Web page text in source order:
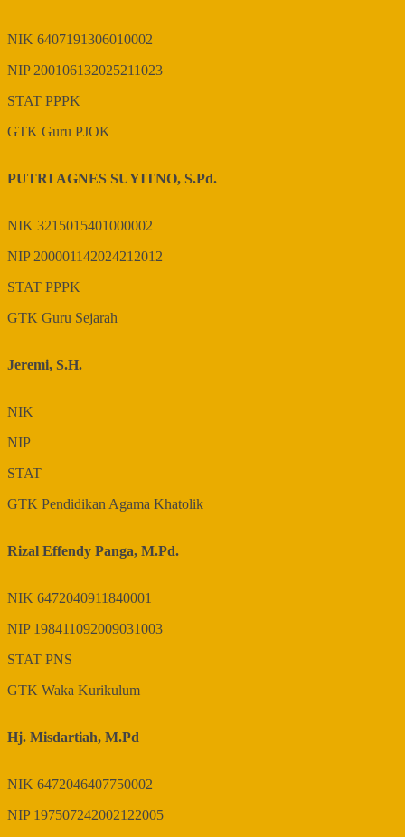
NIK 6407191306010002
NIP200106132025211023
STAT PPPK
GTK Guru PJOK
PUTRI AGNES SUYITNO, S.Pd.
NIK 3215015401000002
NIP200001142024212012
STAT PPPK
GTK Guru Sejarah
Jeremi, S.H.
NIK
NIP
STAT
GTK Pendidikan Agama Khatolik
Rizal Effendy Panga, M.Pd.
NIK 6472040911840001
NIP 198411092009031003
STAT PNS
GTK Waka Kurikulum
Hj. Misdartiah, M.Pd
NIK 6472046407750002
NIP 197507242002122005